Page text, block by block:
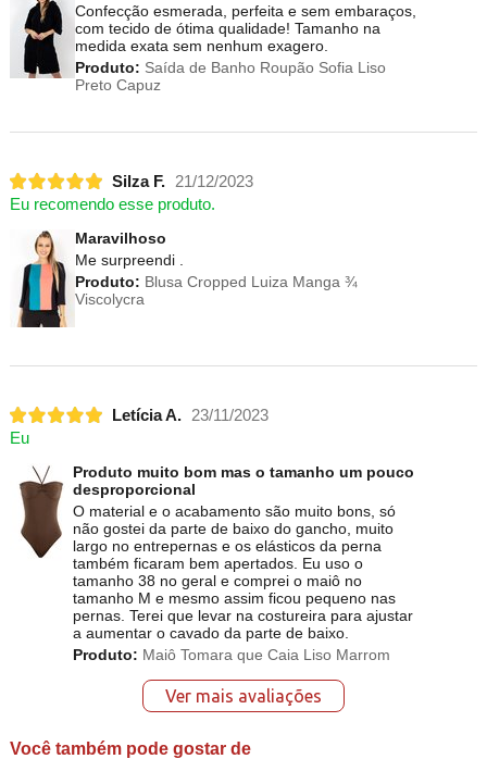
Confecção esmerada, perfeita e sem embaraços,
com tecido de ótima qualidade! Tamanho na
medida exata sem nenhum exagero.
Produto: Saída de Banho Roupão Sofia Liso
Preto Capuz
Silza F.
21/12/2023
Eu recomendo esse produto.
Maravilhoso
Me surpreendi .
Produto: Blusa Cropped Luiza Manga ¾
Viscolycra
Letícia A.
23/11/2023
Eu
Produto muito bom mas o tamanho um pouco
desproporcional
O material e o acabamento são muito bons, só
não gostei da parte de baixo do gancho, muito
largo no entrepernas e os elásticos da perna
também ficaram bem apertados. Eu uso o
tamanho 38 no geral e comprei o maiô no
tamanho M e mesmo assim ficou pequeno nas
pernas. Terei que levar na costureira para ajustar
a aumentar o cavado da parte de baixo.
Produto: Maiô Tomara que Caia Liso Marrom
Ver mais avaliações
Você também pode gostar de